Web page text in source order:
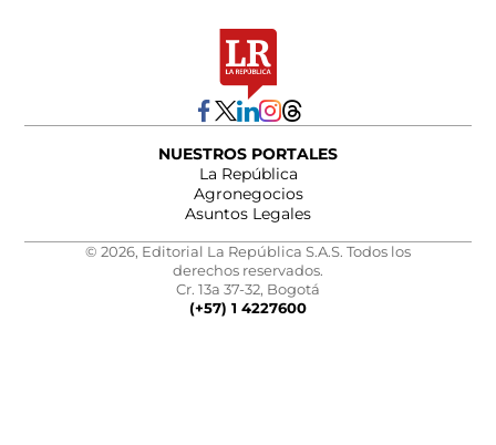
NUESTROS PORTALES
La República
Agronegocios
Asuntos Legales
© 2026, Editorial La República S.A.S. Todos los
derechos reservados.
Cr. 13a 37-32, Bogotá
(+57) 1 4227600